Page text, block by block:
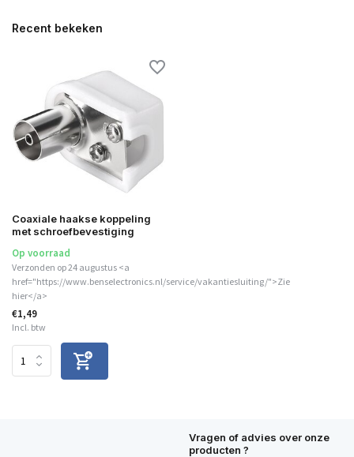
Recent bekeken
Coaxiale haakse koppeling
met schroefbevestiging
Op voorraad
Verzonden op 24 augustus <a
href="https://www.benselectronics.nl/service/vakantiesluiting/">Zie
hier</a>
€1,49
Incl. btw
Vragen of advies over onze
producten ?